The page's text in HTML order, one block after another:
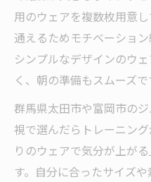
用のウェアを複数枚用意
通えるためモチベーション
シンプルなデザインのウ
く、朝の準備もスムーズで
群馬県太田市や富岡市の
視で選んだらトレーニン
りのウェアで気分が上が
す。自分に合ったサイズ